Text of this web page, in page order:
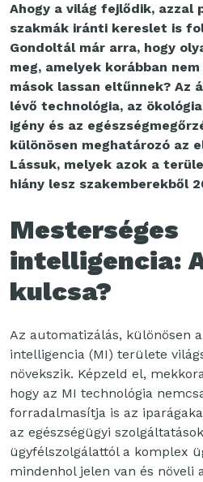
Ahogy a világ fejlődik, azzal
szakmák iránti kereslet is
Gondoltál már arra, hogy
meg, amelyek korábban
mások lassan eltűnnek? Az
lévő technológia, az
igény és az
különösen meghatározó az
Lássuk, melyek azok a
hiány lesz szakemberekből
Mesterséges
intelligencia:
kulcsa?
Az automatizálás, különösen
intelligencia (MI) területe
növekszik. Képzeld el,
hogy az MI technológia
forradalmasítja is az
az egészségügyi
ügyfélszolgálattól a komplex
mindenhol jelen van és növeli